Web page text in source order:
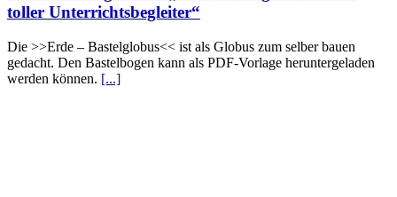
toller Unterrichtsbegleiter“
Die >>Erde – Bastelglobus<< ist als Globus zum selber bauen
gedacht. Den Bastelbogen kann als PDF-Vorlage heruntergeladen
werden können. [...]